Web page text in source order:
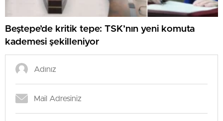
Beştepe’de kritik tepe: TSK’nın yeni komuta
kademesi şekilleniyor